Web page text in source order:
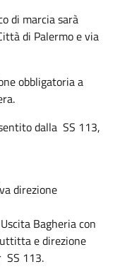
di marcia sarà
di Palermo e via
obbligatoria a
dalla SS 113,
direzione
Bagheria con
e direzione
SS 113.